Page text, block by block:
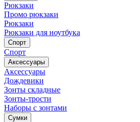
Рюкзаки
Промо рюкзаки
Рюкзаки
Рюкзаки для ноутбука
Спорт
Спорт
Аксессуары
Аксессуары
Дождевики
Зонты складные
Зонты-трости
Наборы с зонтами
Сумки